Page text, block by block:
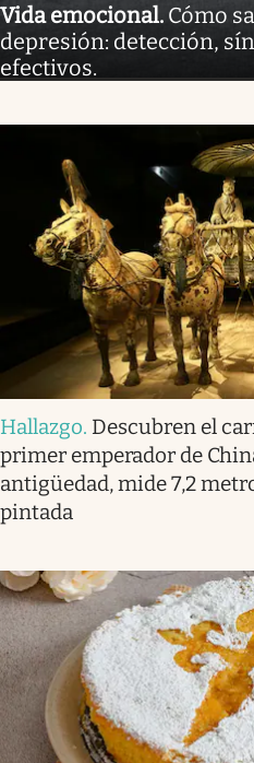
Vida emocional. Cómo
depresión: detección,
efectivos.
Hallazgo. Descubren el
primer emperador de
antigüedad, mide 7,2
pintada